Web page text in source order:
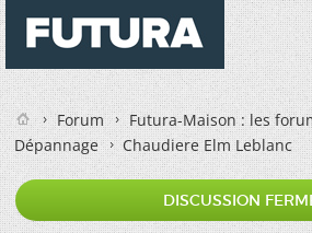
Forum
Futura-Maison : les
Dépannage
Chaudiere Elm Leblanc
DISCUSSION